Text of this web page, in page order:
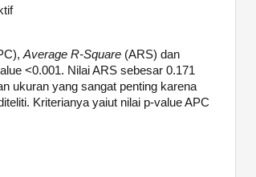
Average R-Square (ARS) dan
<0.001. Nilai ARS sebesar 0.171
ukuran yang sangat penting karena
Kriterianya yaiut nilai p-value APC